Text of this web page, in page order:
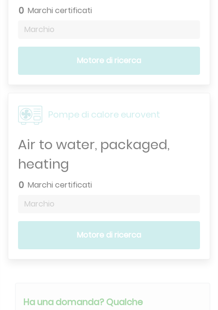
0 Marchi certificati
Marchio
Motore di ricerca
Pompe di calore eurovent
Air to water, packaged,
heating
0 Marchi certificati
Marchio
Motore di ricerca
Ha una domanda? Qualche